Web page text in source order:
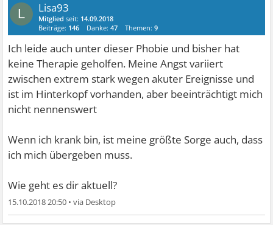
L Lisa93
Mitglied seit: 14.09.2018
Beiträge: 146 Danke:47 Themen:9
Ich leide auch unter dieser Phobie und bisher hat
keine Therapie geholfen. Meine Angst variiert
zwischen extrem stark wegen akuter Ereignisse und
ist im Hinterkopf vorhanden, aber beeinträchtigt mich
nicht nennenswert
Wenn ich krank bin, ist meine größte Sorge auch, dass
ich mich übergeben muss.
Wie geht es dir aktuell?
15.10.2018 20:50 •